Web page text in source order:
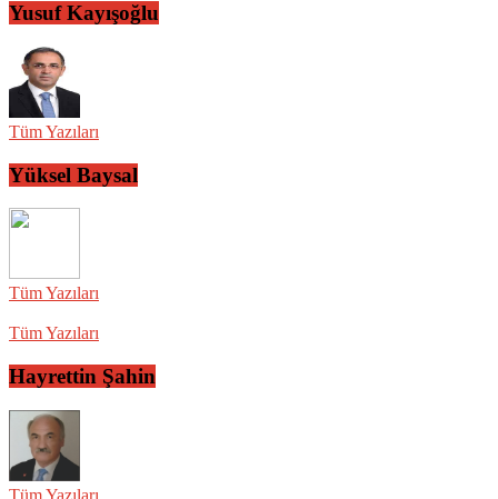
Yusuf Kayışoğlu
Tüm Yazıları
Yüksel Baysal
Tüm Yazıları
Tüm Yazıları
Hayrettin Şahin
Tüm Yazıları